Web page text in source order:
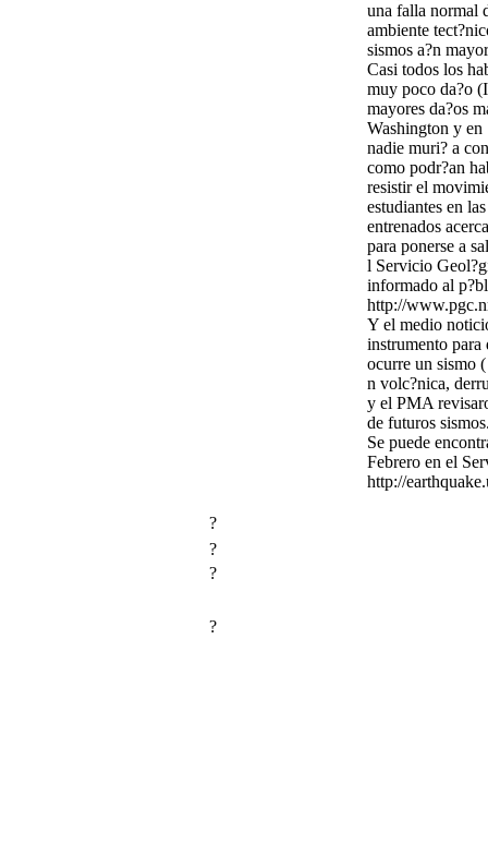
una falla normal
ambiente
sismos a?n
Casi todos los
muy poco da?o
mayores da?os
Washington y en
nadie muri? a
como podr?an
resistir el
estudiantes en
entrenados
para ponerse a
l Servicio
informado al
http://
Y el medio
instrumento para
ocurre un sismo
n volc?nica,
y el PMA
de futuros
Se puede
Febrero en el
http://
?
?
?
?